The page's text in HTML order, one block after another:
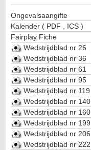
Ongevalsaangifte
Kalender ( PDF ICS )
Fairplay Fiche
Wedstrijdblad nr 26
Wedstrijdblad nr 36
Wedstrijdblad nr 61
Wedstrijdblad nr 95
Wedstrijdblad nr 119
Wedstrijdblad nr 140
Wedstrijdblad nr 160
Wedstrijdblad nr 199
Wedstrijdblad nr 206
Wedstrijdblad nr 222